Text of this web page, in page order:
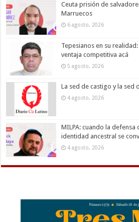
Ceuta prisión de
Marruecos
6 agosto, 2026
Tepesianos en su
ventaja competitiva acá
5 agosto, 2026
La sed de castigo y la sed
4 agosto, 2026
MILPA: cuando la defensa
identidad ancestral se
4 agosto, 2026